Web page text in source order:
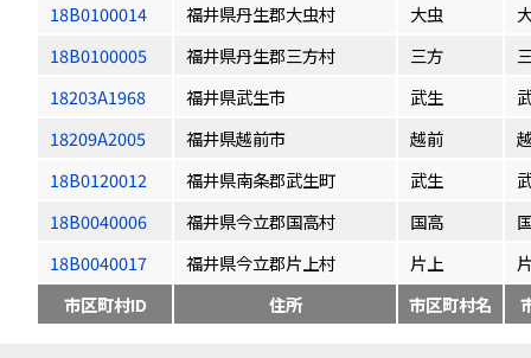
18B0100014
福井県丹生郡大虫村 大虫
18B0100005
福井県丹生郡三方村 三方
18203A1968
福井県武生市 武生
18209A2005
福井県越前市 越前
18B0120012
福井県南条郡武生町 武生
18B0040006
福井県今立郡国高村 国高
18B0040017
福井県今立郡片上村 片上
市区町村ID
住所 市区町村名